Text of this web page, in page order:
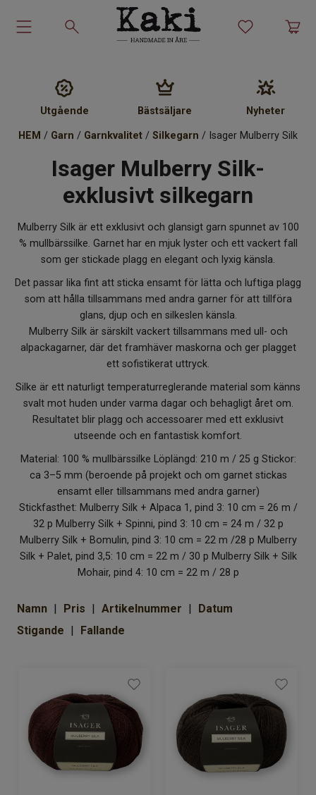
Garn
Stickmönster
Tillbehör
Kakiskolan
Om Kaki
Utgående Bästsäljare Nyheter
HEM / Garn / Garnkvalitet / Silkegarn / Isager Mulberry Silk
Isager Mulberry Silk-
exklusivt silkegarn
Mulberry Silk är ett exklusivt och glansigt garn spunnet av 100
% mullbärssilke. Garnet har en mjuk lyster och ett vackert fall
som ger stickade plagg en elegant och lyxig känsla.
Det passar lika fint att sticka ensamt för lätta och luftiga plagg
som att hålla tillsammans med andra garner för att tillföra
glans, djup och en silkeslen känsla.
Mulberry Silk är särskilt vackert tillsammans med ull- och
alpackagarner, där det framhäver maskorna och ger plagget
ett sofistikerat uttryck.
Silke är ett naturligt temperaturreglerande material som känns
svalt mot huden under varma dagar och behagligt året om.
Resultatet blir plagg och accessoarer med ett exklusivt
utseende och en fantastisk komfort.
Material: 100 % mullbärssilke Löplängd: 210 m / 25 g Stickor:
ca 3–5 mm (beroende på projekt och om garnet stickas
ensamt eller tillsammans med andra garner)
Stickfasthet: Mulberry Silk + Alpaca 1, pind 3: 10 cm = 26 m /
32 p Mulberry Silk + Spinni, pind 3: 10 cm = 24 m / 32 p
Mulberry Silk + Bomulin, pind 3: 10 cm = 22 m /28 p Mulberry
Silk + Palet, pind 3,5: 10 cm = 22 m / 30 p Mulberry Silk + Silk
Mohair, pind 4: 10 cm = 22 m / 28 p
Namn Pris Artikelnummer
Datum
Stigande
Fallande